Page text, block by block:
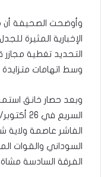
وأوضحت الصحيفة أن
الإخبارية المثيرة
التحديد تغطية
وسط اتهامات متزايدة
الفاشر عاصمة ولاية
السوداني والقوات
الفرقة السادسة مشاة.